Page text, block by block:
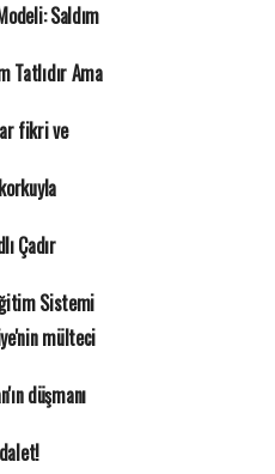
Saldım
Tatlıdır Ama
fikri ve
Çadır
Sistemi
mülteci
düşmanı